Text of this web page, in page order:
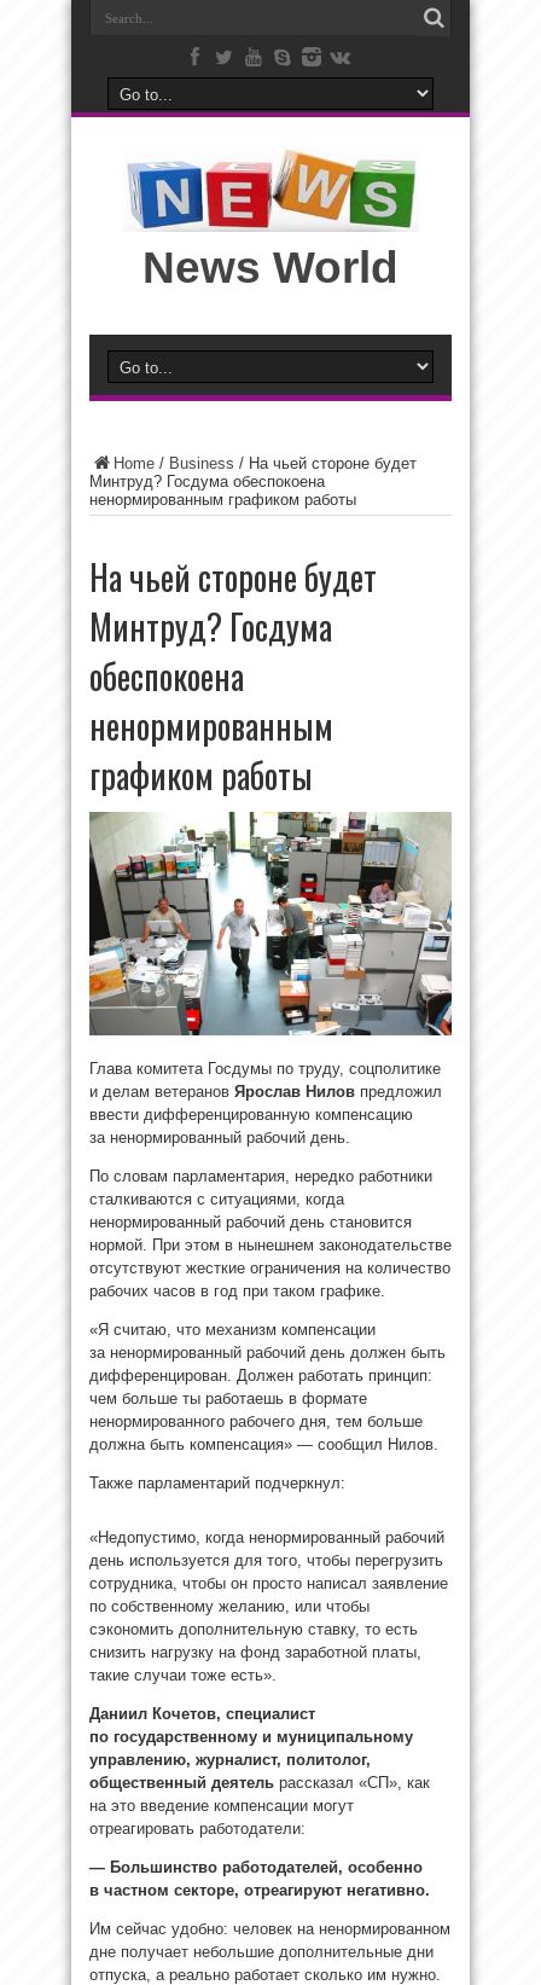
News World
Home / Business / На чьей стороне будет
Минтруд? Госдума обеспокоена
ненормированным графиком работы
На чьей стороне будет
Минтруд? Госдума
обеспокоена
ненормированным
графиком работы
Глава комитета Госдумы по труду, соцполитике
и делам ветеранов Ярослав Нилов предложил
ввести дифференцированную компенсацию
за ненормированный рабочий день.
По словам парламентария, нередко работники
сталкиваются с ситуациями, когда
ненормированный рабочий день становится
нормой. При этом в нынешнем законодательстве
отсутствуют жесткие ограничения на количество
рабочих часов в год при таком графике.
«Я считаю, что механизм компенсации
за ненормированный рабочий день должен быть
дифференцирован. Должен работать принцип:
чем больше ты работаешь в формате
ненормированного рабочего дня, тем больше
должна быть компенсация» — сообщил Нилов.
Также парламентарий подчеркнул:
«Недопустимо, когда ненормированный рабочий
день используется для того, чтобы перегрузить
сотрудника, чтобы он просто написал заявление
по собственному желанию, или чтобы
сэкономить дополнительную ставку, то есть
снизить нагрузку на фонд заработной платы,
такие случаи тоже есть».
Даниил Кочетов, специалист
по государственному и муниципальному
управлению, журналист, политолог,
общественный деятель рассказал «СП», как
на это введение компенсации могут
отреагировать работодатели:
— Большинство работодателей, особенно
в частном секторе, отреагируют негативно.
Им сейчас удобно: человек на ненормированном
дне получает небольшие дополнительные дни
отпуска, а реально работает сколько им нужно.